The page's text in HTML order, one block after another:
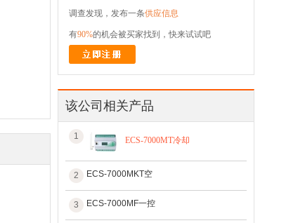
调查发现，发布一条供应信息
有90%的机会被买家找到，快来试试吧
该公司相关产品
1 ECS-7000MT冷却
2 ECS-7000MKT空
3 ECS-7000MF一控